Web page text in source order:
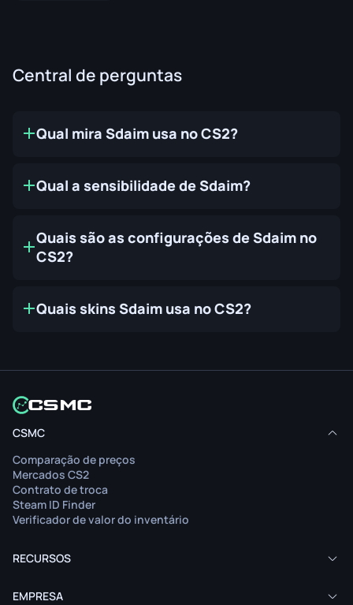
Central de perguntas
Qual mira Sdaim usa no CS2?
Qual a sensibilidade de Sdaim?
Quais são as configurações de Sdaim no
CS2?
Quais skins Sdaim usa no CS2?
CSMC
Comparação de preços
Mercados CS2
Contrato de troca
Steam ID Finder
Verificador de valor do inventário
RECURSOS
EMPRESA